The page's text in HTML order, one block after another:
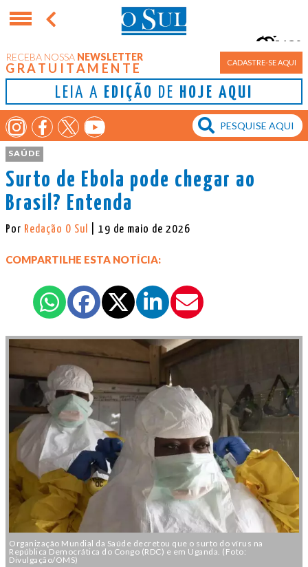
RECEBA NOSSA NEWSLETTER
GRATUITAMENTE CADASTRE-SE AQUI
LEIA A EDIÇÃO DE HOJE AQUI
Porto Alegre
13°
SAÚDE
Surto de Ebola pode chegar ao
Brasil? Entenda
Por Redação O Sul | 19 de maio de 2026
COMPARTILHE ESTA NOTÍCIA:
Organização Mundial da Saúde decretou que o surto do vírus na
República Democrática do Congo (RDC) e em Uganda. (Foto:
Divulgação/OMS)